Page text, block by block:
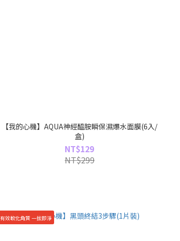
【我的心機】AQUA神經醯胺瞬保濕爆水面膜(6入/
盒)
NT$129
NT$299
有效軟化角質 一拔即淨